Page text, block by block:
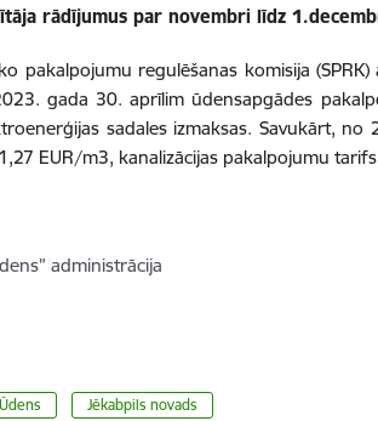
rādījumus par novembri līdz
pakalpojumu regulēšanas komisija
gada 30. aprīlim ūdensapgādes
sadales izmaksas. Savukārt,
EUR/m3, kanalizācijas pakalpojumu
administrācija
Jēkabpils novads